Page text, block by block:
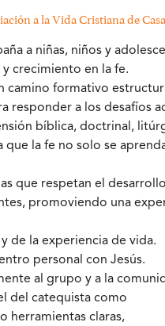
a la Vida Cristiana de
a niñas, niños y
crecimiento en la fe.
camino formativo
responder a los desafíos
bíblica, doctrinal,
la fe no solo se
que respetan el desarrollo
promoviendo una
de la experiencia de vida.
personal con Jesús.
al grupo y a la
del catequista como
herramientas claras,